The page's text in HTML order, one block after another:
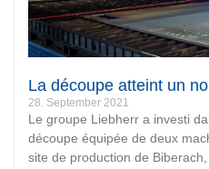
La découpe atteint un
28. September 2021
Le groupe Liebherr a investi
découpe équipée de deux
site de production de